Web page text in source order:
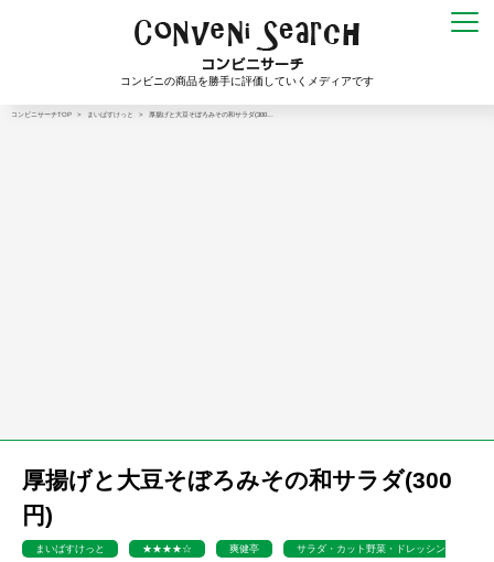
コンビニの商品を勝手に評価していくメディアです
コンビニサーチTOP > まいばすけっと > 厚揚げと大豆そぼろみその和サラダ(300…
厚揚げと大豆そぼろみその和サラダ(300
円)
まいばすけっと ★★★★☆ 爽健亭 サラダ・カット野菜・ドレッシン